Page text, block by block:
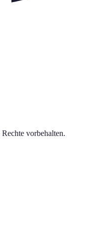
vorbehalten.